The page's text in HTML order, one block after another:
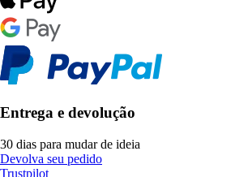
Entrega e devolução
30 dias para mudar de ideia
Devolva seu pedido
Trustpilot